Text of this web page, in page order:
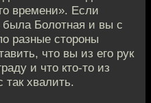
времени». Если
была Болотная и вы с
разные стороны
что вы из его рук
и что кто-то из
так хвалить.